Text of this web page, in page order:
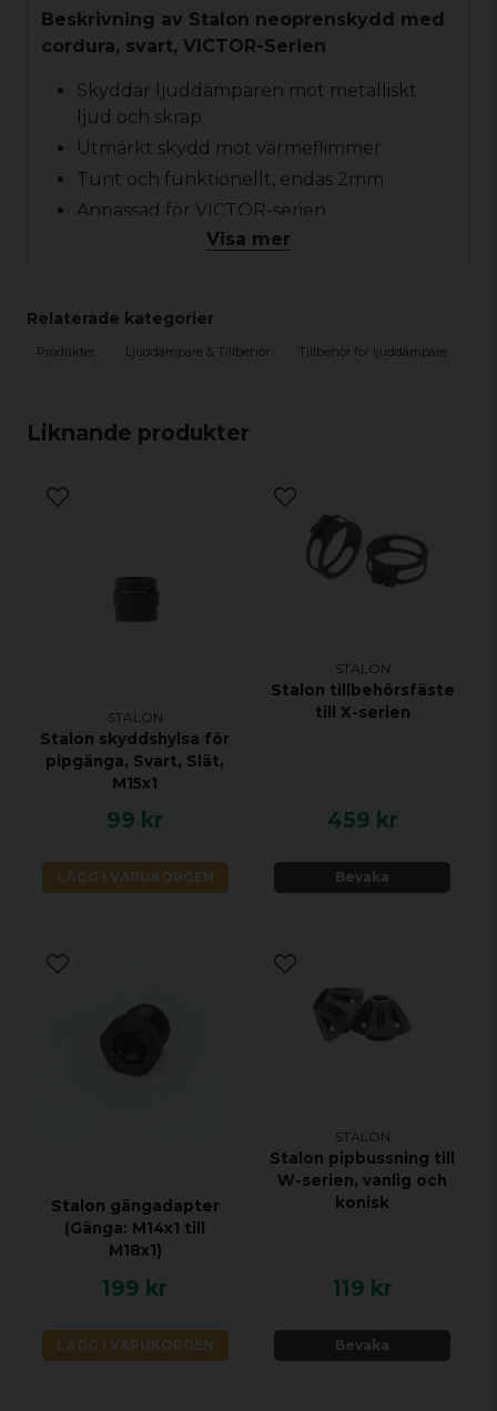
Liknande produkter
STALON
Stalon skyddshylsa för
pipgänga, Svart, Slät,
M15x1
99 kr
LÄGG I VARUKORGEN
STALON
Stalon tillbehörsfäste
till X-serien
459 kr
Bevaka
Stalon gängadapter
(Gänga: M14x1 till
M18x1)
199 kr
LÄGG I VARUKORGEN
STALON
Stalon pipbussning till
W-serien, vanlig och
konisk
119 kr
Bevaka
Beskrivning av Stalon neoprenskydd med
cordura, svart, VICTOR-Serien
Skyddar ljuddämparen mot metalliskt
ljud och skrap
Utmärkt skydd mot värmeflimmer
Tunt och funktionellt, endas 2mm
Anpassad för VICTOR-serien
Produkten innehåller:
Passar till:
Tjocklek på material: 2mm
27-30 gram
Cordura förstärkning
Visa mer
Relaterade kategorier
Produkter Ljuddämpare & Tillbehör Tillbehör för ljuddämpare